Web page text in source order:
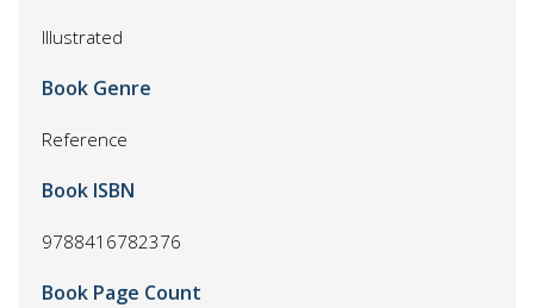
Illustrated
Book Genre
Reference
Book ISBN
9788416782376
Book Page Count